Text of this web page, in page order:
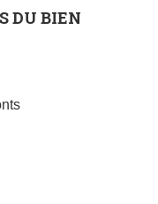
DU BIEN